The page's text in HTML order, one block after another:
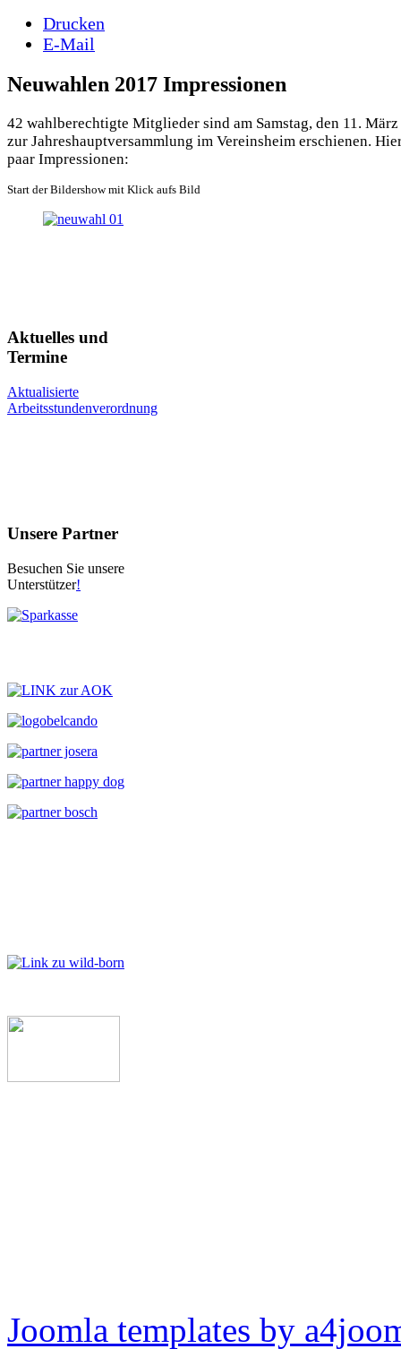
Drucken
E-Mail
Neuwahlen 2017 Impressionen
42 wahlberechtigte Mitglieder sind am Samstag, den 11.
zur Jahreshauptversammlung im Vereinsheim erschienen.
paar Impressionen:
Start der Bildershow mit Klick aufs Bild
Aktuelles und
Termine
Aktualisierte
Arbeitsstundenverordnung
Unsere Partner
Besuchen Sie unsere
Unterstützer!
Joomla templates by